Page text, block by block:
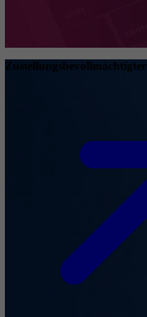
Zustellungsbevollmächtigter